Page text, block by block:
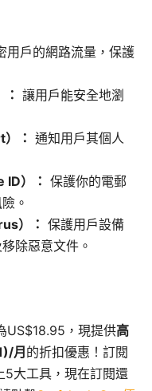
用戶的網路流量，保護
讓用戶能安全地瀏
： 通知用戶其個人
）： 保護你的電郵
。
）： 保護用戶設備
除惡意文件。
US$18.95，現提供高
月的折扣優惠！訂閱
大工具，現在訂閱還